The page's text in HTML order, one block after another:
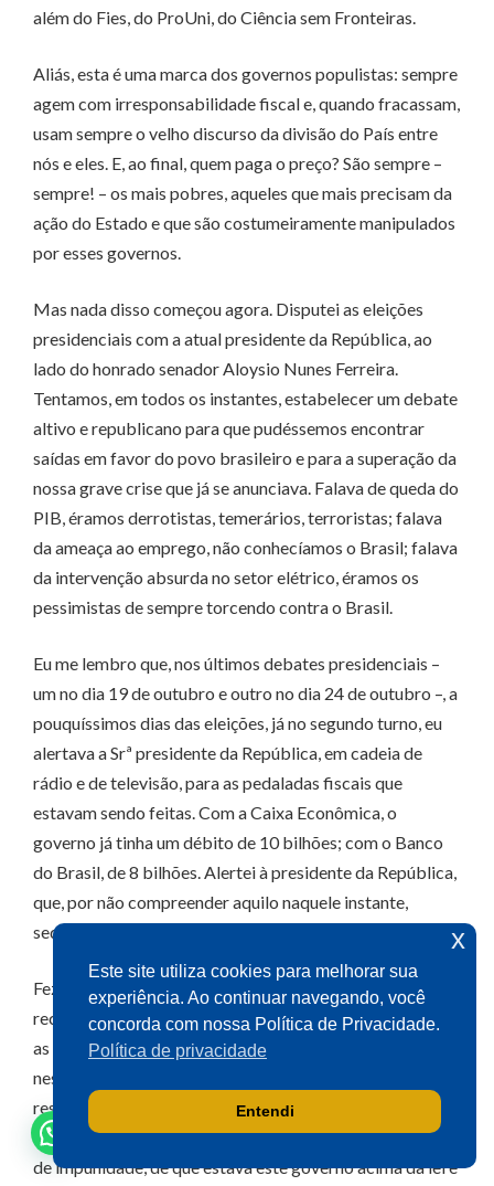
além do Fies, do ProUni, do Ciência sem Fronteiras.
Aliás, esta é uma marca dos governos populistas: sempre
agem com irresponsabilidade fiscal e, quando fracassam,
usam sempre o velho discurso da divisão do País entre
nós e eles. E, ao final, quem paga o preço? São sempre –
sempre! – os mais pobres, aqueles que mais precisam da
ação do Estado e que são costumeiramente manipulados
por esses governos.
Mas nada disso começou agora. Disputei as eleições
presidenciais com a atual presidente da República, ao
lado do honrado senador Aloysio Nunes Ferreira.
Tentamos, em todos os instantes, estabelecer um debate
altivo e republicano para que pudéssemos encontrar
saídas em favor do povo brasileiro e para a superação da
nossa grave crise que já se anunciava. Falava de queda do
PIB, éramos derrotistas, temerários, terroristas; falava
da ameaça ao emprego, não conhecíamos o Brasil; falava
da intervenção absurda no setor elétrico, éramos os
pessimistas de sempre torcendo contra o Brasil.
Eu me lembro que, nos últimos debates presidenciais –
um no dia 19 de outubro e outro no dia 24 de outubro –, a
pouquíssimos dias das eleições, já no segundo turno, eu
alertava a Srª presidente da República, em cadeia de
rádio e de televisão, para as pedaladas fiscais que
estavam sendo feitas. Com a Caixa Econômica, o
governo já tinha um débito de 10 bilhões; com o Banco
do Brasil, de 8 bilhões. Alertei à presidente da República,
que, por não compreender aquilo naquele instante,
sequer respondeu a essas indagações.
Fez isso o governo para quê? Para que pudesse, com os
recursos do Tesouro, ampliar os seus gastos e, aí, vencer
as eleições. O ano de 2014 não está sendo discutido
neste instante, mas seria como retirar o ar que nós
respiramos, deixar de trazer a história como ela é. Foi lá
trás, com irresponsabilidade, com a sensação absoluta
de impunidade, de que estava este governo acima da lei e
Olá! Seja bem-vindo(a).
Aqui você pode conversar diretamente
com o gabinete do Deputado Aécio
Neves.
Sua participação é muito importante
para nós!
Ao clicar para iniciar o contato pelo WhatsApp, você
concorda que seus dados serão utilizados exclusivamente
para atendimento relacionado às demandas, sugestões ou
informações referentes ao mandato do Deputado Aécio
Neves. Seus dados serão tratados com sigilo e não serão
compartilhados com terceiros.
Falar com gabinete
Este site utiliza cookies para melhorar sua
experiência. Ao continuar navegando, você
concorda com nossa Política de Privacidade.
Política de privacidade
Entendi
x